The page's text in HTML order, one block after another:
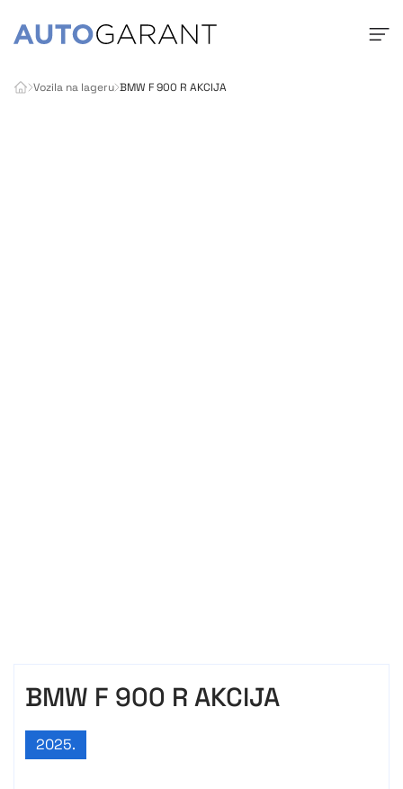
Vozila na lageru BMW F 900 R AKCIJA
BMW F 900 R AKCIJA
2025.